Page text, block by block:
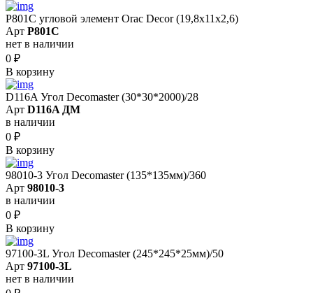
P801C угловой элемент Orac Decor (19,8x11x2,6)
Арт P801C
нет в наличии
0 ₽
В корзину
D116A Угол Decomaster (30*30*2000)/28
Арт D116A ДМ
в наличии
0 ₽
В корзину
98010-3 Угол Decomaster (135*135мм)/360
Арт 98010-3
в наличии
0 ₽
В корзину
97100-3L Угол Decomaster (245*245*25мм)/50
Арт 97100-3L
нет в наличии